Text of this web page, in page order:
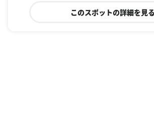
このスポットの詳細を見る